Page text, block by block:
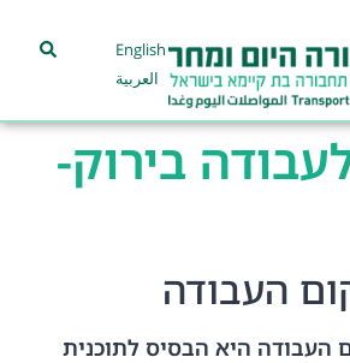
English
العربية
בירוק-
העבודה
העבודה היא הבסיס לתוכנית